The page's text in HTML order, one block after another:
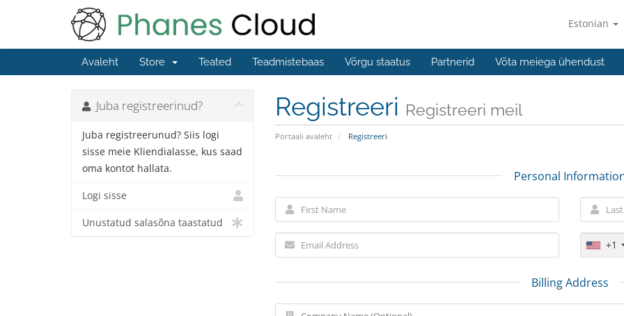
Estonian
Avaleht Store Teated Teadmistebaas Võrgu staatus Partnerid Võta meiega ühendust
Registreeri Registreeri meil
Portaali avaleht Registreeri
Juba registreerinud?
Juba registreerunud? Siis logi
sisse meie Kliendialasse, kus saad
oma kontot hallata.
Logi sisse
Unustatud salasõna taastatud
Personal
+1
Billing Address